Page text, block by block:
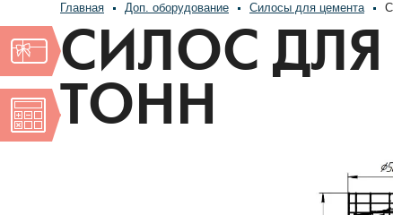
Главная Доп. оборудование Силосы для цемента
СИЛОС ДЛЯ
ТОНН